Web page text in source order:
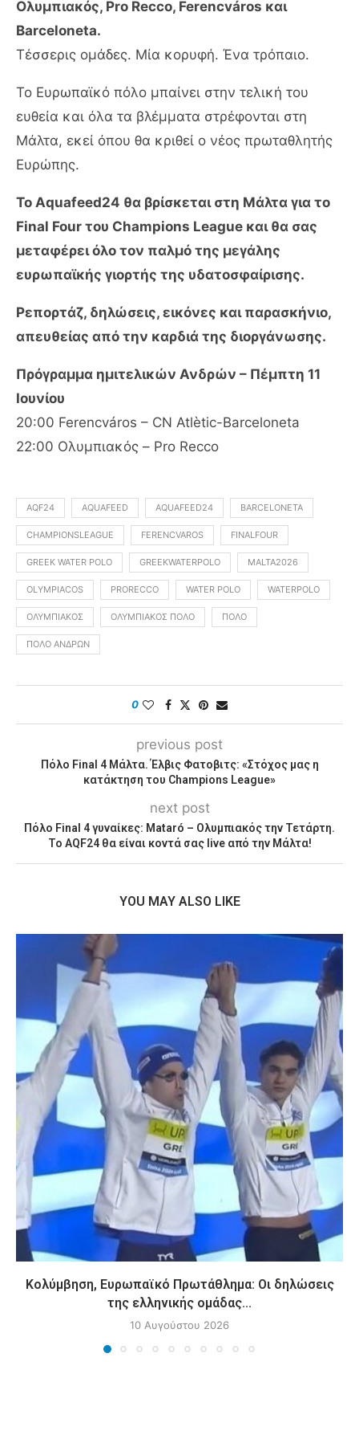
Ολυμπιακός, Pro Recco, Ferencváros και
Barceloneta.
Τέσσερις ομάδες. Μία κορυφή. Ένα τρόπαιο.
Το Ευρωπαϊκό πόλο μπαίνει στην τελική του
ευθεία και όλα τα βλέμματα στρέφονται στη
Μάλτα, εκεί όπου θα κριθεί ο νέος πρωταθλητής
Ευρώπης.
Το Aquafeed24 θα βρίσκεται στη Μάλτα για το
Final Four του Champions League και θα σας
μεταφέρει όλο τον παλμό της μεγάλης
ευρωπαϊκής γιορτής της υδατοσφαίρισης.
Ρεπορτάζ, δηλώσεις, εικόνες και παρασκήνιο,
απευθείας από την καρδιά της διοργάνωσης.
Πρόγραμμα ημιτελικών Ανδρών – Πέμπτη 11
Ιουνίου
20:00 Ferencváros – CN Atlètic-Barceloneta
22:00 Ολυμπιακός – Pro Recco
AQF24 AQUAFEED AQUAFEED24 BARCELONETA
CHAMPIONSLEAGUE FERENCVAROS FINALFOUR
GREEK WATER POLO GREEKWATERPOLO MALTA2026
OLYMPIACOS PRORECCO WATER POLO WATERPOLO
ΟΛΥΜΠΙΑΚΌΣ ΟΛΥΜΠΙΑΚΌΣ ΠΌΛΟ ΠΌΛΟ
ΠΌΛΟ ΑΝΔΡΏΝ
0
previous post
Πόλο Final 4 Μάλτα. Έλβις Φατοβιτς: «Στόχος μας η
κατάκτηση του Champions League»
next post
Πόλο Final 4 γυναίκες: Mataró – Ολυμπιακός την Τετάρτη.
Το AQF24 θα είναι κοντά σας live από την Μάλτα!
YOU MAY ALSO LIKE
Κολύμβηση, Ευρωπαϊκό Πρωτάθλημα: Οι δηλώσεις
της ελληνικής ομάδας...
10 Αυγούστου 2026